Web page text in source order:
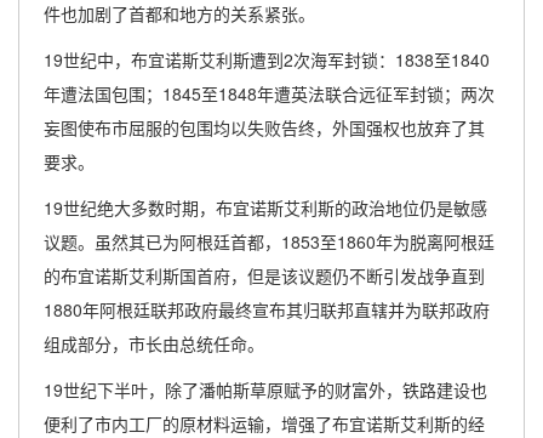
件也加剧了首都和地方的关系紧张。
19世纪中，布宜诺斯艾利斯遭到2次海军封锁：1838至1840
年遭法国包围；1845至1848年遭英法联合远征军封锁；两次
妄图使布市屈服的包围均以失败告终，外国强权也放弃了其
要求。
19世纪绝大多数时期，布宜诺斯艾利斯的政治地位仍是敏感
议题。虽然其已为阿根廷首都，1853至1860年为脱离阿根廷
的布宜诺斯艾利斯国首府，但是该议题仍不断引发战争直到
1880年阿根廷联邦政府最终宣布其归联邦直辖并为联邦政府
组成部分，市长由总统任命。
19世纪下半叶，除了潘帕斯草原赋予的财富外，铁路建设也
便利了市内工厂的原材料运输，增强了布宜诺斯艾利斯的经